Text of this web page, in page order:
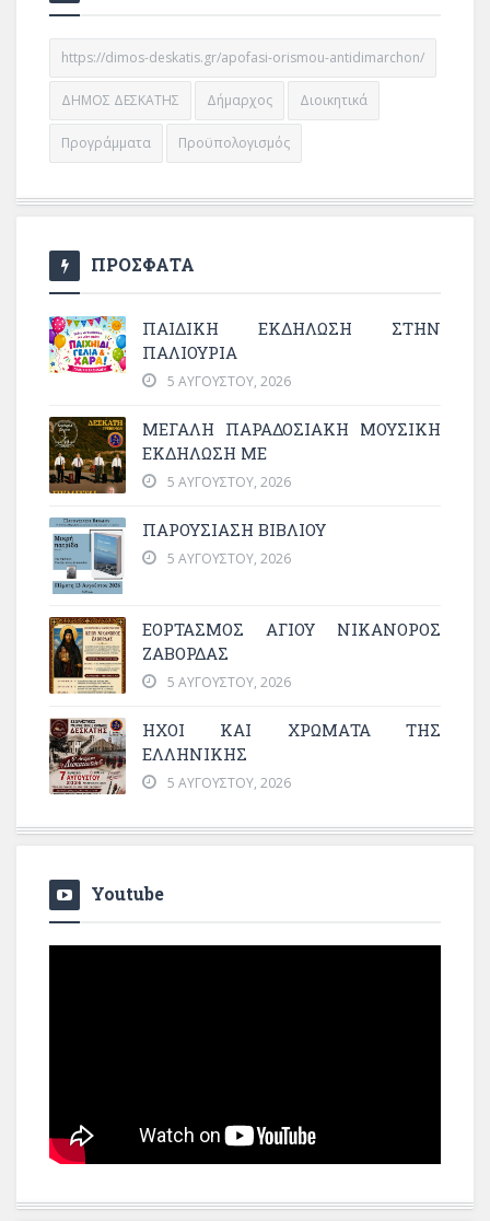
https://dimos-deskatis.gr/apofasi-orismou-antidimarchon/
ΔΗΜΟΣ ΔΕΣΚΑΤΗΣ Δήμαρχος Διοικητικά
Προγράμματα Προϋπολογισμός
ΠΡΟΣΦΑΤΑ
ΠΑΙΔΙΚΗ ΕΚΔΗΛΩΣΗ ΣΤΗΝ
ΠΑΛΙΟΥΡΙΑ
5 ΑΥΓΟΎΣΤΟΥ, 2026
ΜΕΓΆΛΗ ΠΑΡΑΔΟΣΙΑΚΉ ΜΟΥΣΙΚΉ
ΕΚΔΉΛΩΣΗ ΜΕ
5 ΑΥΓΟΎΣΤΟΥ, 2026
ΠΑΡΟΥΣΙΑΣΗ ΒΙΒΛΙΟΥ
5 ΑΥΓΟΎΣΤΟΥ, 2026
ΕΟΡΤΑΣΜΟΣ ΑΓΙΟΥ ΝΙΚΑΝΟΡΟΣ
ΖΑΒΟΡΔΑΣ
5 ΑΥΓΟΎΣΤΟΥ, 2026
ΗΧΟΙ ΚΑΙ ΧΡΩΜΑΤΑ ΤΗΣ
ΕΛΛΗΝΙΚΗΣ
5 ΑΥΓΟΎΣΤΟΥ, 2026
Youtube